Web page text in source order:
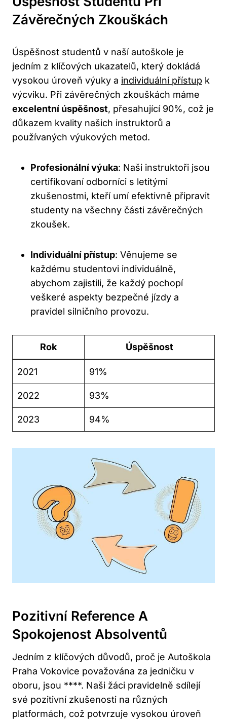
Závěrečných Zkouškách
Úspěšnost studentů v naší autoškole je
jedním z klíčových ukazatelů, který dokládá
vysokou úroveň výuky a individuální přístup k
výcviku. Při závěrečných zkouškách máme
excelentní úspěšnost, přesahující 90%, což je
důkazem kvality našich instruktorů a
používaných výukových metod.
Profesionální výuka: Naši instruktoři jsou
certifikovaní odborníci s letitými
zkušenostmi, kteří umí efektivně připravit
studenty na všechny části závěrečných
zkoušek.
Individuální přístup: Věnujeme se
každému studentovi individuálně,
abychom zajistili, že každý pochopí
veškeré aspekty bezpečné jízdy a
pravidel silničního provozu.
Rok Úspěšnost
2021 91%
2022 93%
2023 94%
Pozitivní Reference A
Spokojenost Absolventů
Jedním z klíčových důvodů, proč je Autoškola
Praha Vokovice považována za jedničku v
oboru, jsou ****. Naši žáci pravidelně sdílejí
své pozitivní zkušenosti na různých
platformách, což potvrzuje vysokou úroveň